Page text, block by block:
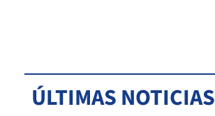
ÚLTIMAS NOTICIAS